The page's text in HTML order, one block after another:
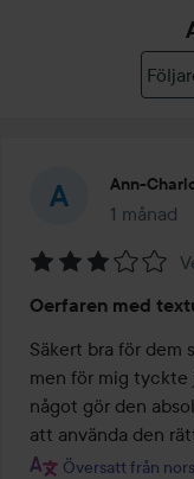
Ann-
1 månad
Inlägget
3
av
5
Oerfaren med
Säkert bra för dem
men för mig tyckte
något gör den
att använda den
Översatt från